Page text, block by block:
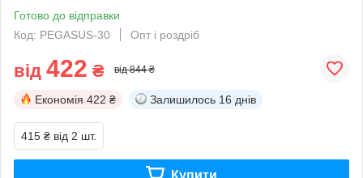
Готово до відправки
Код: PEGASUS-30
Опт і роздріб
від 422 ₴ від 844 ₴
Економія 422 ₴ Залишилось 16 днів
415 ₴ від 2 шт.
Купити